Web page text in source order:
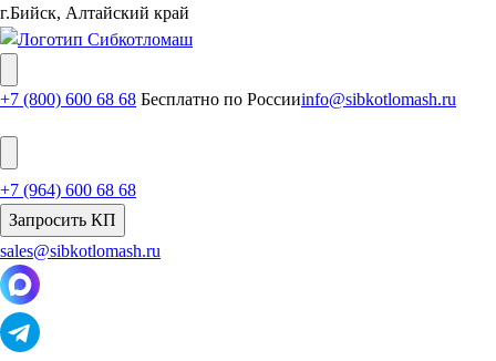
г.Бийск, Алтайский край
+7 (800) 600 68 68 Бесплатно по Россииinfo@sibkotlomash.ru
+7 (964) 600 68 68
Запросить КП
sales@sibkotlomash.ru